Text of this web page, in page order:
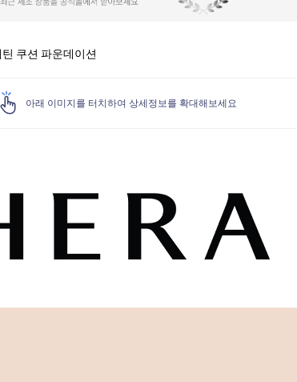
쿠션 파운데이션
아래 이미지를 터치하여 상세정보를 확대해보세요